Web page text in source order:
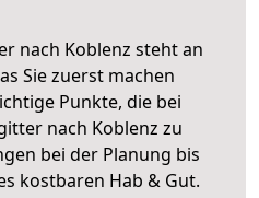
nach Koblenz steht an
Sie zuerst machen
Punkte, die bei
nach Koblenz zu
bei der Planung bis
kostbaren Hab & Gut.